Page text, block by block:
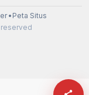
• Peta Situs